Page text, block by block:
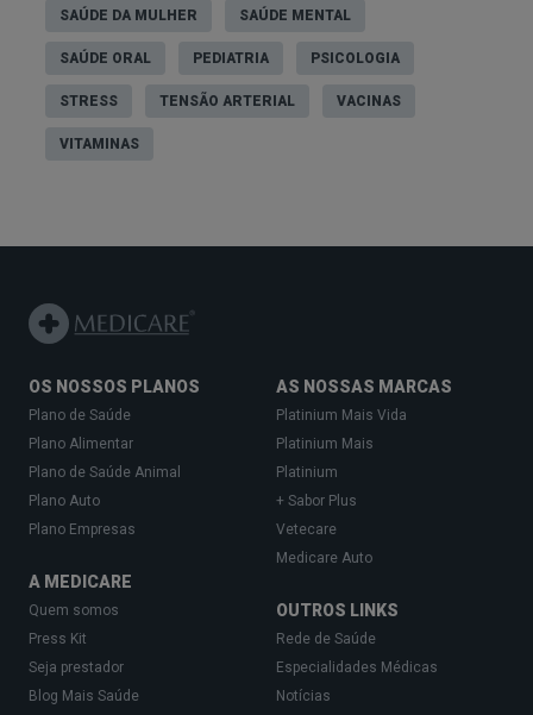
SAÚDE DA MULHER SAÚDE MENTAL
SAÚDE ORAL PEDIATRIA PSICOLOGIA
STRESS TENSÃO ARTERIAL VACINAS
VITAMINAS
OS NOSSOS PLANOS
Plano de Saúde
Plano Alimentar
Plano de Saúde Animal
Plano Auto
Plano Empresas
A MEDICARE
Quem somos
Press Kit
Seja prestador
Blog Mais Saúde
AS NOSSAS MARCAS
Platinium Mais Vida
Platinium Mais
Platinium
+ Sabor Plus
Vetecare
Medicare Auto
OUTROS LINKS
Rede de Saúde
Especialidades Médicas
Notícias